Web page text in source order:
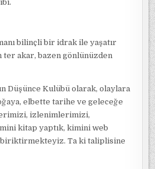
bilinçli bir idrak ile yaşatır
ter akar, bazen gönlünüzden
Düşünce Kulübü olarak, olaylara
elbette tarihe ve geleceğe
izlenimlerimizi,
kitap yaptık, kimini web
biriktirmekteyiz. Ta ki taliplisine